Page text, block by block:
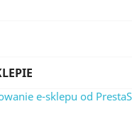
e-sklepu od